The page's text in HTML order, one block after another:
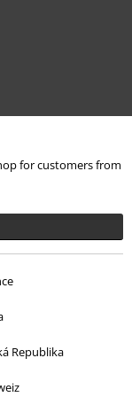
for customers from
Republika
Vinyles